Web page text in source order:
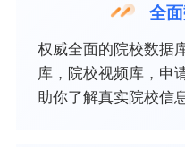
全
权威全面的院校数据
库，院校视频库，申
助你了解真实院校信